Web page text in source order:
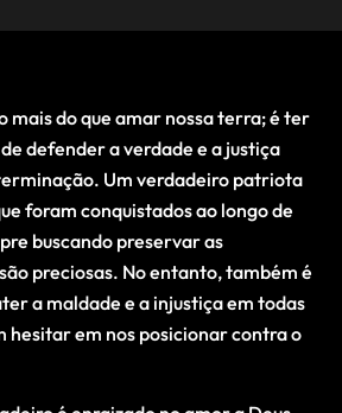
mais do que amar nossa terra; é ter
defender a verdade e a justiça
Um verdadeiro patriota
foram conquistados ao longo de
buscando preservar as
preciosas. No entanto, também é
a maldade e a injustiça em todas
hesitar em nos posicionar contra o